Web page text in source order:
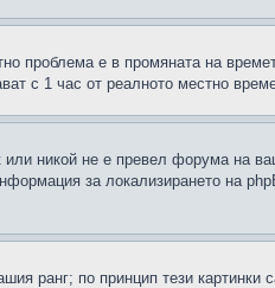
проблема е в промяната на
с 1 час от реалното местно
никой не е превел форума на
за локализирането на
ранг; по принцип тези